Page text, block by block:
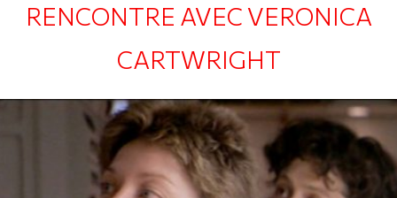
RENCONTRE AVEC VERONICA
CARTWRIGHT